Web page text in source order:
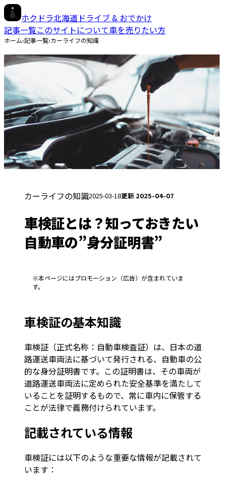
ホクドラ北海道ドライブ & おでかけ
記事一覧このサイトについて車を売りたい方
ホーム›記事一覧›カーライフの知識
カーライフの知識2025-03-18更新 2025-04-07
車検証とは？知っておきたい
自動車の”身分証明書”
※本ページにはプロモーション（広告）が含まれていま
す。
車検証の基本知識
車検証（正式名称：自動車検査証）は、日本の道
路運送車両法に基づいて発行される、自動車の公
的な身分証明書です。この証明書は、その車両が
道路運送車両法に定められた安全基準を満たして
いることを証明するもので、常に車内に保管する
ことが法律で義務付けられています。
記載されている情報
車検証には以下のような重要な情報が記載されて
います：